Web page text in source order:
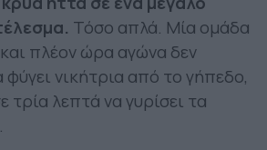
Τόσο απλά. Μία ομάδα
πλέον ώρα αγώνα δεν
φύγει νικήτρια από το γήπεδο,
τρία λεπτά να γυρίσει τα